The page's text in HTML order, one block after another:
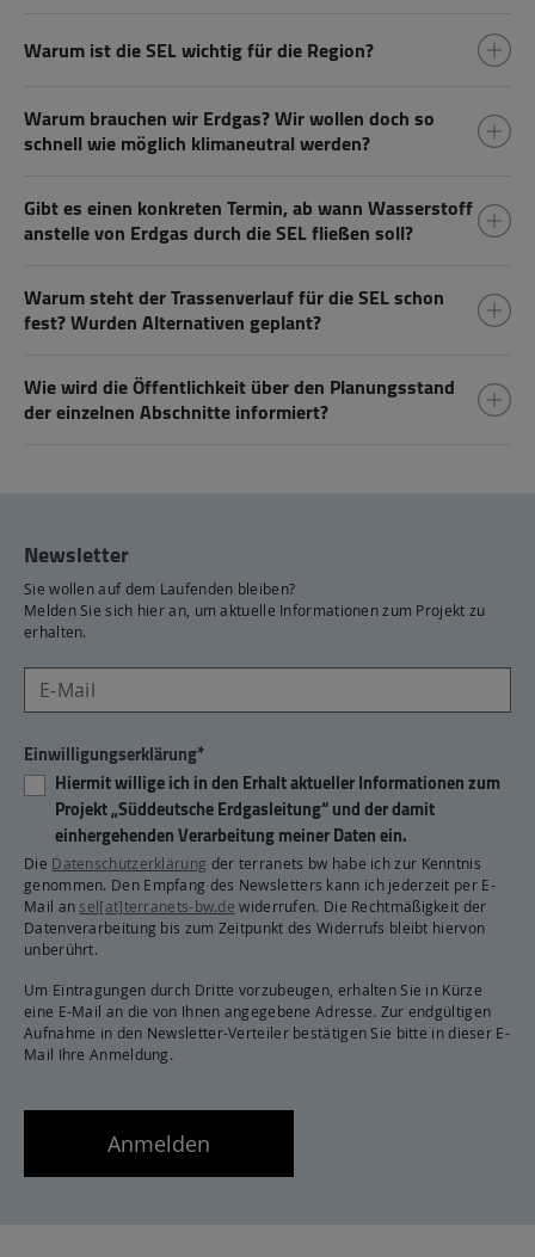
Warum ist die SEL wichtig für die Region?
Warum brauchen wir Erdgas? Wir wollen doch so
schnell wie möglich klimaneutral werden?
Gibt es einen konkreten Termin, ab wann Wasserstoff
anstelle von Erdgas durch die SEL fließen soll?
Warum steht der Trassenverlauf für die SEL schon
fest? Wurden Alternativen geplant?
Wie wird die Öffentlichkeit über den Planungsstand
der einzelnen Abschnitte informiert?
Newsletter
Sie wollen auf dem Laufenden bleiben?
Melden Sie sich hier an, um aktuelle Informationen zum Projekt zu
erhalten.
Einwilligungserklärung*
Hiermit willige ich in den Erhalt aktueller Informationen zum
Projekt „Süddeutsche Erdgasleitung“ und der damit
einhergehenden Verarbeitung meiner Daten ein.
Die Datenschutzerklärung der terranets bw habe ich zur Kenntnis
genommen. Den Empfang des Newsletters kann ich jederzeit per E-
Mail an sel[at]terranets-bw.de widerrufen. Die Rechtmäßigkeit der
Datenverarbeitung bis zum Zeitpunkt des Widerrufs bleibt hiervon
unberührt.
Um Eintragungen durch Dritte vorzubeugen, erhalten Sie in Kürze
eine E-Mail an die von Ihnen angegebene Adresse. Zur endgültigen
Aufnahme in den Newsletter-Verteiler bestätigen Sie bitte in dieser E-
Mail Ihre Anmeldung.
Anmelden